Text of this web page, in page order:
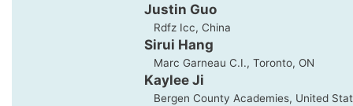
Justin Guo
Rdfz Icc, China
Sirui Hang
Marc Garneau C.I., Toronto, ON
Kaylee Ji
Bergen County Academies, United